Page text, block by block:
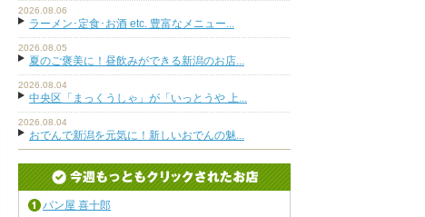
2026.08.06
ラーメン･定食･お酒 etc. 豊富なメニュー...
2026.08.05
夏のご褒美に！昼飲みができる新潟のお店...
2026.08.04
中央区「まっくうしゃ」が「いっとうや 上...
2026.08.04
おでんで新潟を元気に！新しいおでんの魅...
パン屋 喜十郎